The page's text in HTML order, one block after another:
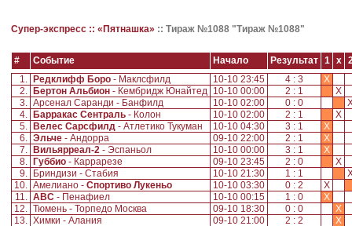
Супер-экспресс :: «Пятнашка» :: Тираж №1088 "Тираж №1088"
# Событие Начало Результат 1 x
1.
Редклифф Боро - Маклсфилд 10-10 23:45 4 : 3
X
2.
Бертон Альбион - Кембридж Юнайтед 10-10 00:00 2 : 1
X
3. Арсенал Саранди - Банфилд 10-10 02:00 0 : 0
4.
Барракас Сентраль - Колон 10-10 02:00 2 : 1
X
5.
Велес Сарсфилд - Атлетико Тукуман 10-10 04:30 3 : 1
X
6. Эльче - Андорра 09-10 22:00 2 : 1
X
7.
Вильярреал-2 - Эспаньол 10-10 00:00 3 : 1
X
8.
Губбио - Каррарезе 09-10 23:45 2 : 0
X
9.
Бриндизи - Стабия 10-10 21:30 1 : 1
10. Амелиано - Спортиво Лукеньо 10-10 03:30 0 : 2
X
11. АВС - Пенафиел 10-10 00:15 1 : 0
X
12. Тюмень - Торпедо Москва 09-10 18:30 0 : 0
X
13. Химки - Алания 09-10 21:00 2 : 2
X